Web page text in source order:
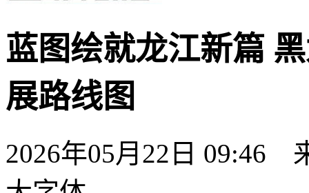
蓝图绘就龙江新篇
展路线图
2026年05月22日 09:46